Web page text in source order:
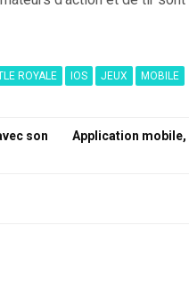
ROYALE IOS JEUX MOBILE
son
Application mobile,